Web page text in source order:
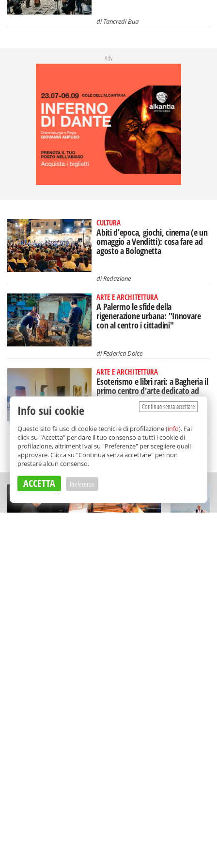
diTancredi Bua
Adv
CULTURA
Abiti d’epoca, giochi, cinema (e un
omaggio a Venditti): cosa fare ad
agosto a Bolognetta
diRedazione
ARTE E ARCHITETTURA
A Palermo le sfide della
rigenerazione urbana: "Innovare
con al centro i cittadini"
diFederica Dolce
ARTE E ARCHITETTURA
Esoterismo e libri rari: a Bagheria il
primo centro d'arte dedicato ad
Aleister Crowley
diRedazione
SCELTO DA BALARM
Continua senza accettare
Info sui cookie
Questo sito fa uso di cookie tecnici e di profilazione (info). Fai
click su "Accetta" per dare il tuo consenso a tutti i cookie di
profilazione, altrimenti vai su "Preferenze" per scegliere quali
approvare. Clicca su "Continua senza accettare" per non
prestare alcun consenso.
ACCETTA Preferenze